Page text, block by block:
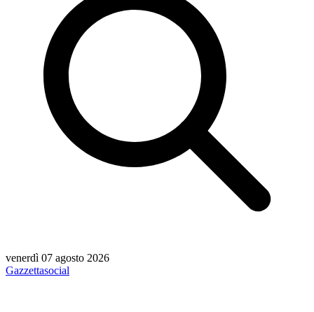
venerdì 07 agosto 2026
Gazzettasocial